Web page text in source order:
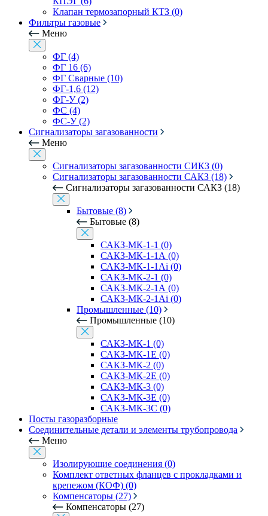
Клапан термозапорный КТЗ (0)
Фильтры газовые
Меню
ФГ (4)
ФГ 16 (6)
ФГ Сварные (10)
ФГ-1,6 (12)
ФГ-У (2)
ФС (4)
ФС-У (2)
Сигнализаторы загазованности
Меню
Сигнализаторы загазованности СИКЗ (0)
Сигнализаторы загазованности САКЗ (18)
Сигнализаторы загазованности САКЗ (18)
Бытовые (8)
Бытовые (8)
САКЗ-МК-1-1 (0)
САКЗ-МК-1-1А (0)
САКЗ-МК-1-1Аi (0)
САКЗ-МК-2-1 (0)
САКЗ-МК-2-1А (0)
САКЗ-МК-2-1Аi (0)
Промышленные (10)
Промышленные (10)
САКЗ-МК-1 (0)
САКЗ-МК-1Е (0)
САКЗ-МК-2 (0)
САКЗ-МК-2Е (0)
САКЗ-МК-3 (0)
САКЗ-МК-3Е (0)
САКЗ-МК-3С (0)
Посты газоразборные
Соединительные детали и элементы трубопровода
Меню
Изолирующие соединения (0)
Комплект ответных фланцев с прокладками и
крепежом (КОФ) (0)
Компенсаторы (27)
Компенсаторы (27)